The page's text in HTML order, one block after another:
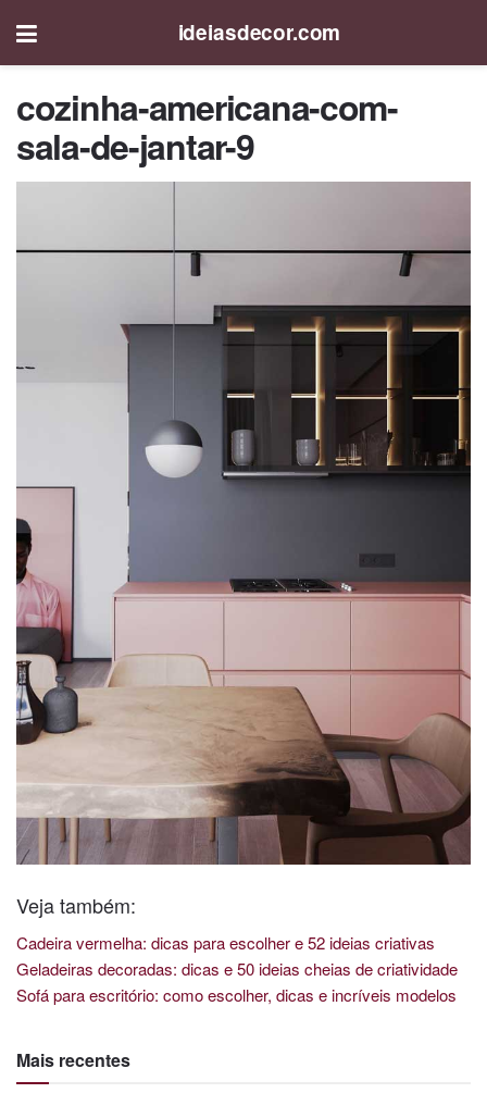
ideiasdecor.com
cozinha-americana-com-
sala-de-jantar-9
Veja também:
Cadeira vermelha: dicas para escolher e 52 ideias criativas
Geladeiras decoradas: dicas e 50 ideias cheias de criatividade
Sofá para escritório: como escolher, dicas e incríveis modelos
Mais recentes